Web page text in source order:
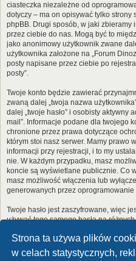
Strona ta używa plików
w celach statystycznych,
ciasteczka niezależne od
dotyczy – ma on opisywać tylko
phpBB. Drugi sposób, w jaki zbieramy
przez ciebie do nas. Mogą być to
jako anonimowy użytkownik zwane
użytkownika założone na „Forum
posty napisane przez ciebie po
posty”.
Twoje konto będzie zawierać
zwaną dalej „twoja nazwa
dalej „twoje hasło” i osobisty aktywny
mail”. Informacje podane dla twojego
chronione przez prawa dotyczące
którym stoi nasz serwer. Mamy prawo
informacji przy rejestracji, i to my
nie. W każdym przypadku, masz
koncie są wyświetlane publicznie. Co
masz możliwość włączenia lub
generowanych przez
Twoje hasło jest zaszyfrowane, więc
używać tego samego hasła na
umożliwia dostęp do twojego konta
w żadnym wypadku nie podawaj
pamiętam hasła”. Witryna poprosi
e-mail. Po podaniu tych danych